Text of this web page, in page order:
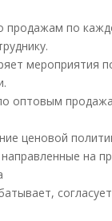
продажам по
мероприятия
оптовым
ценовой
на